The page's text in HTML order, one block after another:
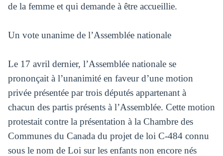
de la femme et qui demande à être accueillie.
Un vote unanime de l’Assemblée nationale
Le 17 avril dernier, l’Assemblée nationale se
prononçait à l’unanimité en faveur d’une motion
privée présentée par trois députés appartenant à
chacun des partis présents à l’Assemblée. Cette motion
protestait contre la présentation à la Chambre des
Communes du Canada du projet de loi C-484 connu
sous le nom de Loi sur les enfants non encore nés